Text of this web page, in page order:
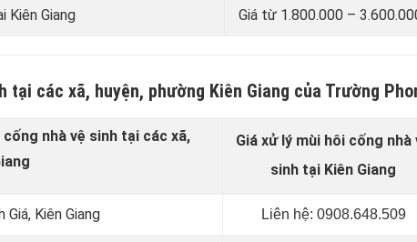
Kiên Giang Giá từ 1.800.000 –
các xã, huyện, phường Kiên Giang của Trường
nhà vệ sinh tại các xã,
Giá xử lý mùi hôi cống nhà
sinh tại Kiên Giang
Kiên Giang Liên hệ: 0908.648.509